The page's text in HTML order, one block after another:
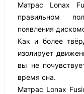
Матрас Lonax
правильном
появления
Как и более
изолирует
вы не
время сна.
Матрас Lonax